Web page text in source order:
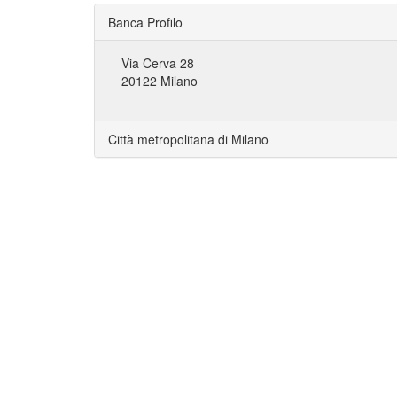
Banca Profilo
Via Cerva 28
20122 Milano
Città metropolitana di Milano